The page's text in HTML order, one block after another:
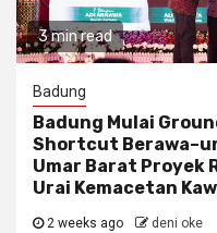
3 min read
Badung
Badung Mulai
Shortcut
Umar Barat Proyek
Urai Kemacetan
2 weeks ago deni oke